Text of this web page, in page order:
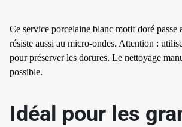
Ce service porcelaine blanc motif doré passe
résiste aussi au micro-ondes. Attention :
pour préserver les dorures. Le nettoyage
possible.
Idéal pour les